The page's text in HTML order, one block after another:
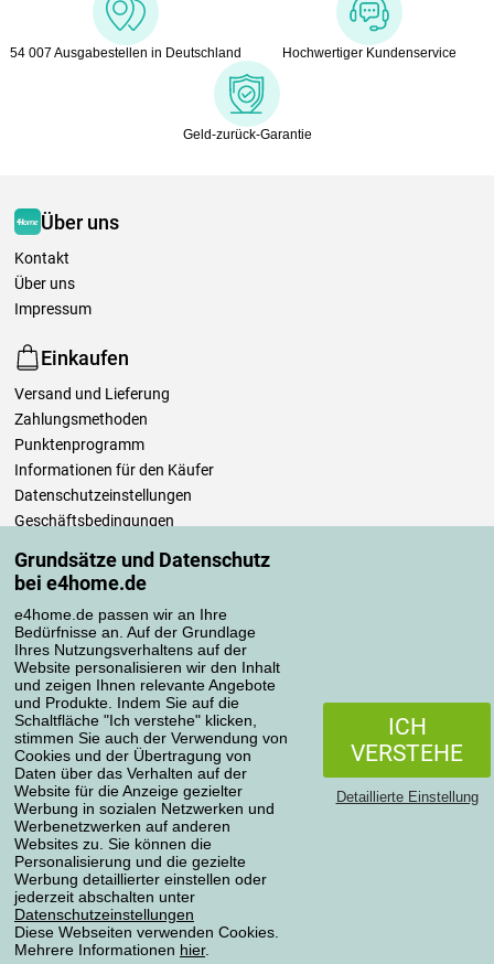
Grundsätze und Datenschutz
bei e4home.de
e4home.de passen wir an Ihre
Bedürfnisse an. Auf der Grundlage
Ihres Nutzungsverhaltens auf der
Website personalisieren wir den Inhalt
und zeigen Ihnen relevante Angebote
und Produkte. Indem Sie auf die
Schaltfläche "Ich verstehe" klicken,
stimmen Sie auch der Verwendung von
Cookies und der Übertragung von
Daten über das Verhalten auf der
Website für die Anzeige gezielter
Werbung in sozialen Netzwerken und
Werbenetzwerken auf anderen
Websites zu. Sie können die
Personalisierung und die gezielte
Werbung detaillierter einstellen oder
jederzeit abschalten unter
Datenschutzeinstellungen
Diese Webseiten verwenden Cookies.
Mehrere Informationen hier.
ICH
VERSTEHE
Detaillierte Einstellung
54 007 Ausgabestellen in Deutschland Hochwertiger Kundenservice
Geld-zurück-Garantie
Über uns
Kontakt
Über uns
Impressum
Einkaufen
Versand und Lieferung
Zahlungsmethoden
Punktenprogramm
Informationen für den Käufer
Datenschutzeinstellungen
Geschäftsbedingungen
Ihre Bestellungen
Mein Konto
Bestellübersicht
Reklamationen
Widerrufsbelehrung
Einfach mehr wissen
Richtlinien zur Verarbeitung von Bewertungen
Transportarten
Zahlungsmethoden